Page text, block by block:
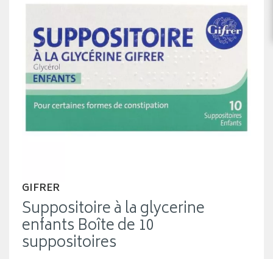
GIFRER
Suppositoire à la glycerine
enfants Boîte de 10
suppositoires